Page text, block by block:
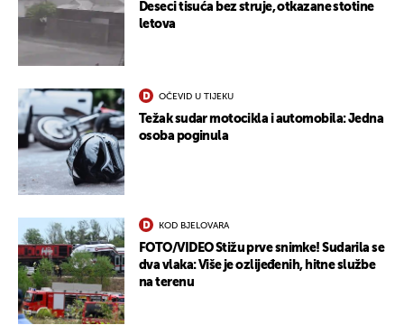
Deseci tisuća bez struje, otkazane stotine
letova
OČEVID U TIJEKU
Težak sudar motocikla i automobila: Jedna
osoba poginula
KOD BJELOVARA
FOTO/VIDEO Stižu prve snimke! Sudarila se
dva vlaka: Više je ozlijeđenih, hitne službe
na terenu